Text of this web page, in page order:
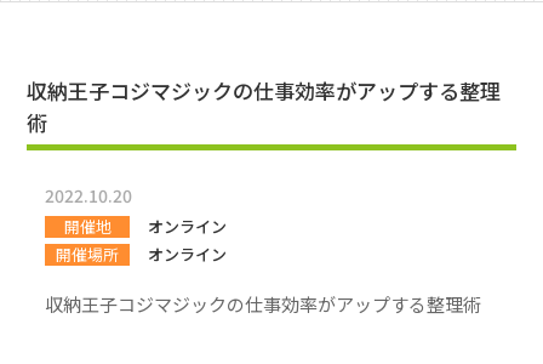
収納王子コジマジックの仕事効率がアップする整理
術
2022.10.20
開催地
オンライン
開催場所
オンライン
収納王子コジマジックの仕事効率がアップする整理術